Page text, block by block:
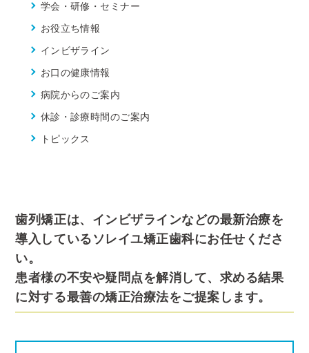
学会・研修・セミナー
お役立ち情報
インビザライン
お口の健康情報
病院からのご案内
休診・診療時間のご案内
トピックス
歯列矯正は、インビザラインなどの最新治療を
導入しているソレイユ矯正歯科にお任せくださ
い。
患者様の不安や疑問点を解消して、求める結果
に対する最善の矯正治療法をご提案します。